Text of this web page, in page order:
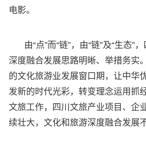
电影。
由“点”而“链”，由“链”及“生态”
深度融合发展思路明晰、举措务实
的文化旅游业发展窗口期，让中华
发新的时代光彩，转变理念运用抓
文旅工作，四川文旅产业项目、企
续壮大，文化和旅游深度融合发展